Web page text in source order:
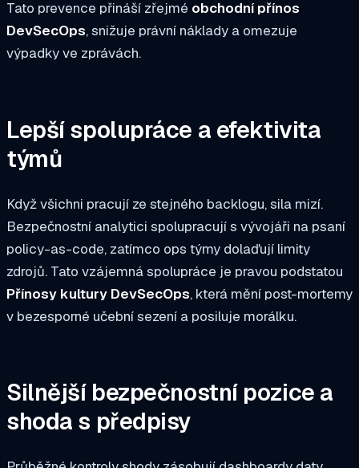
Tato prevence přináší zřejmé obchodní přínos
DevSecOps, snižuje právní náklady a omezuje
výpadky ve zprávách.
Lepší spolupráce a efektivita
týmů
Když všichni pracují ze stejného backlogu, sila mizí.
Bezpečnostní analytici spolupracují s vývojáři na psaní
policy-as-code, zatímco ops týmy dolaďují limity
zdrojů. Tato vzájemná spolupráce je pravou podstatou
Přínosy kultury DevSecOps, která mění post-mortemy
v bezesporné učební sezení a posiluje morálku.
Silnější bezpečnostní pozice a
shoda s předpisy